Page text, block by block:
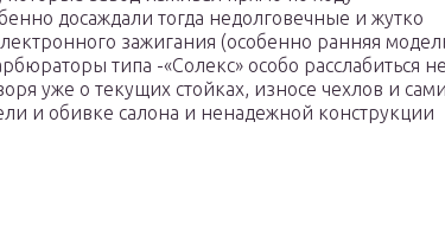
досаждали тогда недолговечные и жутко
зажигания (особенно ранняя
типа -«Солекс» особо расслабиться не
уже о текущих стойках, износе чехлов и
и обивке салона и ненадежной конструкции